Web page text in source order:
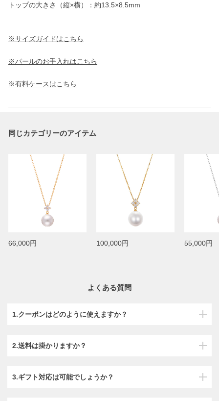
トップの大きさ（縦×横）：約13.5×8.5mm
※サイズガイドはこちら
※パールのお手入れはこちら
※有料ケースはこちら
同じカテゴリーのアイテム
66,000円 100,000円 55,000円
よくある質問
1.クーポンはどのように使えますか？
2.送料は掛かりますか？
3.ギフト対応は可能でしょうか？